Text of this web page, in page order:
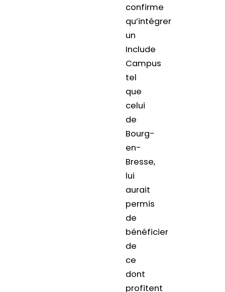
confirme
qu’intégrer
un
Include
Campus
tel
que
celui
de
Bourg-
en-
Bresse,
lui
aurait
permis
de
bénéficier
de
ce
dont
profitent